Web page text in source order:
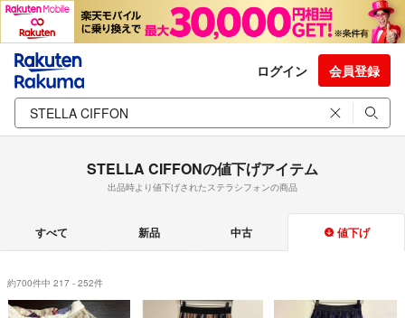
ログイン 会員登録
STELLA CIFFONの値下げアイテム
出品時より値下げされたステラシフォンの商品
すべて 新品 中古 値下げ
約700件中 217 - 252件